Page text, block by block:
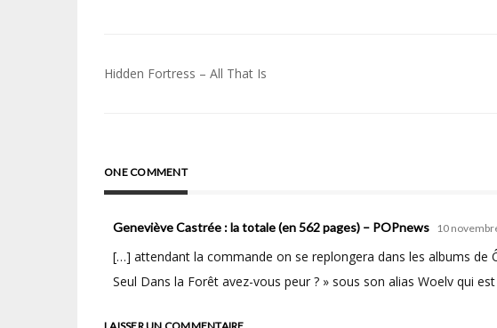
Navigation
Hidden Fortress – All That Is
ONE COMMENT
Geneviève Castrée : la totale (en 562 pages) – POPnews 10
[…] attendant la commande on se replongera dans les albums de
Seul Dans la Forêt avez-vous peur ? » sous son alias Woelv qui